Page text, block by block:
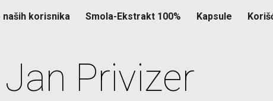
Skip to navigation
naših korisnika Smola-Ekstrakt 100% Kapsule
Jan Privizer